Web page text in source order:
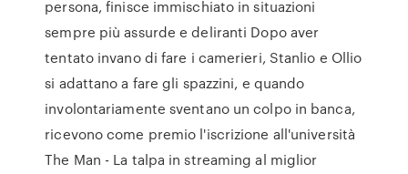
persona, finisce immischiato in situazioni
sempre più assurde e deliranti Dopo aver
tentato invano di fare i camerieri, Stanlio e Ollio
si adattano a fare gli spazzini, e quando
involontariamente sventano un colpo in banca,
ricevono come premio l'iscrizione all'università
The Man - La talpa in streaming al miglior